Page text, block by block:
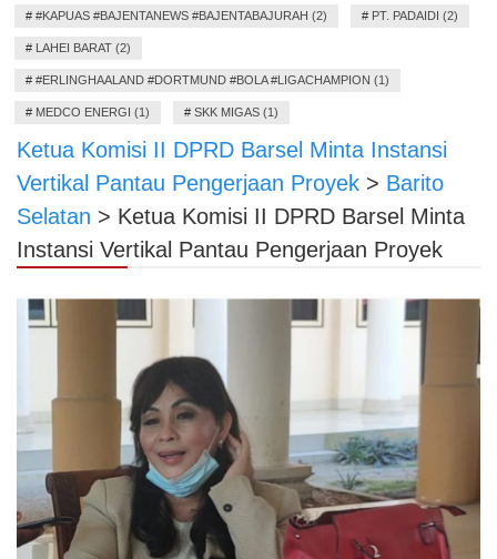
# #KAPUAS #BAJENTANEWS #BAJENTABAJURAH (2) # PT. PADAIDI (2)
# LAHEI BARAT (2)
# #ERLINGHAALAND #DORTMUND #BOLA #LIGACHAMPION (1)
# MEDCO ENERGI (1) # SKK MIGAS (1)
Ketua Komisi II DPRD Barsel Minta Instansi
Vertikal Pantau Pengerjaan Proyek > Barito
Selatan > Ketua Komisi II DPRD Barsel Minta
Instansi Vertikal Pantau Pengerjaan Proyek